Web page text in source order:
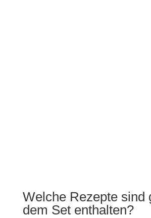
Welche Rezepte sind
dem Set enthalten?